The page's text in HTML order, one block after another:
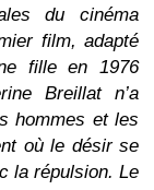
du cinéma
film, adapté
fille en 1976
Breillat n’a
hommes et les
où le désir se
la répulsion. Le